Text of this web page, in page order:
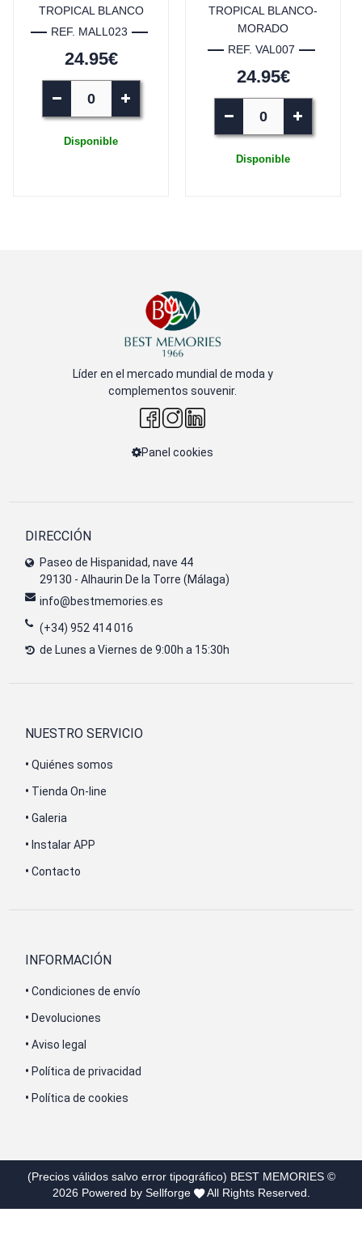
TROPICAL BLANCO
REF. MALL023
24.95€
Disponible
TROPICAL BLANCO-
MORADO
REF. VAL007
24.95€
Disponible
Líder en el mercado mundial de moda y
complementos souvenir.
Panel cookies
DIRECCIÓN
Paseo de Hispanidad, nave 44
29130 - Alhaurin De la Torre (Málaga)
info@bestmemories.es
(+34) 952 414 016
de Lunes a Viernes de 9:00h a 15:30h
NUESTRO SERVICIO
• Quiénes somos
• Tienda On-line
• Galeria
• Instalar APP
• Contacto
INFORMACIÓN
• Condiciones de envío
• Devoluciones
• Aviso legal
• Política de privacidad
• Política de cookies
(Precios válidos salvo error tipográfico) BEST MEMORIES©
2026 Powered by Sellforge All Rights Reserved.